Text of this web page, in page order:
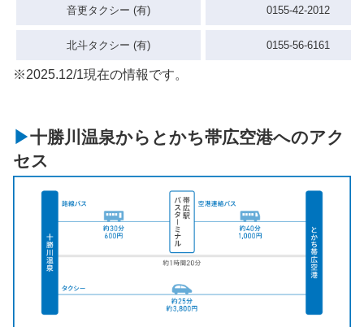
音更タクシー (有) 0155-42-2012
北斗タクシー (有) 0155-56-6161
※2025.12/1現在の情報です。
十勝川温泉からとかち帯広空港へのアク
セス